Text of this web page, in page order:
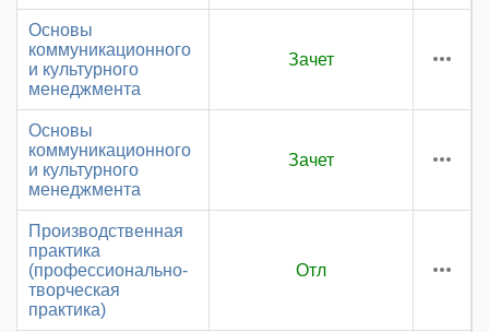
Основы
коммуникационного
и культурного
менеджмента
Зачет
Основы
коммуникационного
и культурного
менеджмента
Зачет
Производственная
практика
(профессионально-
творческая
практика)
Отл